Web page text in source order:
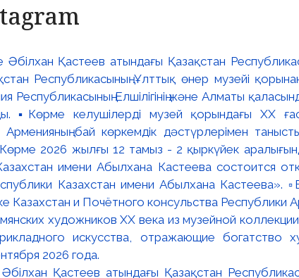
Қастеев атындағы Қазақстан